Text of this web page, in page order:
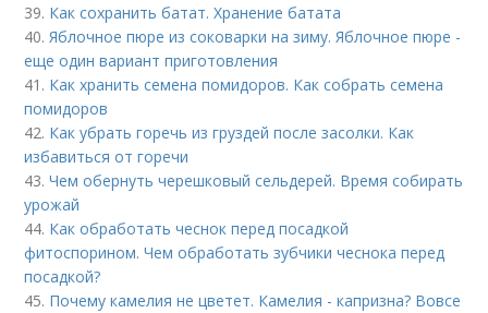
39. Как сохранить батат. Хранение батата
40.Яблочное пюре из соковарки на зиму. Яблочное пюре -
еще один вариант приготовления
41. Как хранить семена помидоров. Как собрать семена
помидоров
42. Как убрать горечь из груздей после засолки. Как
избавиться от горечи
43.Чем обернуть черешковый сельдерей. Время собирать
урожай
44. Как обработать чеснок перед посадкой
фитоспорином. Чем обработать зубчики чеснока перед
посадкой?
45. Почему камелия не цветет. Камелия - капризна? Вовсе